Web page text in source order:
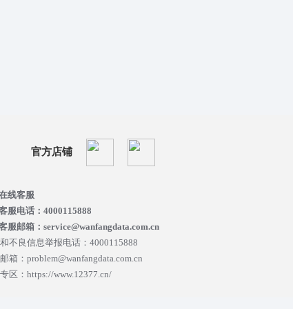
官方店铺
线客服
服电话：4000115888
服邮箱：service@wanfangdata.com.cn
不良信息举报电话：4000115888
箱：problem@wanfangdata.com.cn
区：https://www.12377.cn/